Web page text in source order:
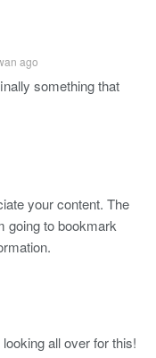
ago
something that
your content. The
going to bookmark
all over for this!